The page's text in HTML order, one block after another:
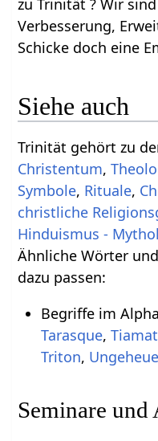
zu Trinität ? Wir
Verbesserung,
Schicke doch eine
Siehe auch
Trinität gehört zu
Christentum,
Symbole, Rituale,
christliche
Hinduismus -
Ähnliche Wörter
dazu passen:
Begriffe im
Tarasque, Tiamat
Triton,
Seminare